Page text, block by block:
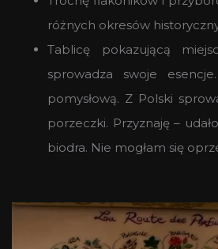
różnych okresów
Tablicę pokazującą
sprowadza swoje
pomysłową. Z Polski
porzeczki. Przyznaję –
biodra. Nie mogłam się